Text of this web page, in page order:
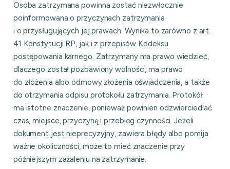
Osoba zatrzymana powinna zostać niezwłocznie
poinformowana o przyczynach zatrzymania
i o przysługujących jej prawach. Wynika to zarówno z art.
41 Konstytucji RP, jak i z przepisów Kodeksu
postępowania karnego. Zatrzymany ma prawo wiedzieć,
dlaczego został pozbawiony wolności, ma prawo
do złożenia albo odmowy złożenia oświadczenia, a także
do otrzymania odpisu protokołu zatrzymania. Protokół
ma istotne znaczenie, ponieważ powinien odzwierciedlać
czas, miejsce, przyczynę i przebieg czynności. Jeżeli
dokument jest nieprecyzyjny, zawiera błędy albo pomija
ważne okoliczności, może to mieć znaczenie przy
późniejszym zażaleniu na zatrzymanie.